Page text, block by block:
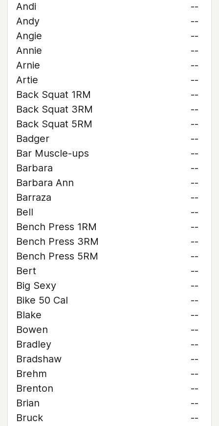
Andi
--
Andy
--
Angie
--
Annie
--
Arnie
--
Artie
--
Back Squat 1RM
--
Back Squat 3RM
--
Back Squat 5RM
--
Badger
--
Bar Muscle-ups
--
Barbara
--
Barbara Ann
--
Barraza
--
Bell
--
Bench Press 1RM
--
Bench Press 3RM
--
Bench Press 5RM
--
Bert
--
Big Sexy
--
Bike 50 Cal
--
Blake
--
Bowen
--
Bradley
--
Bradshaw
--
Brehm
--
Brenton
--
Brian
--
Bruck
--